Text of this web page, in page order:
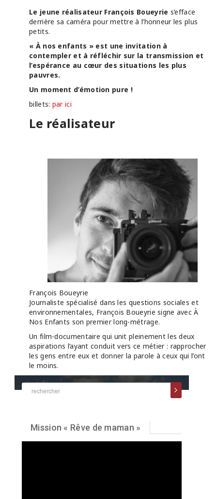
Le jeune réalisateur François Boueyrie s’efface
derrière sa caméra pour mettre à l’honneur les plus
petits.
« À nos enfants » est une invitation à
contempler et à réfléchir sur la transmission et
l’espérance au cœur des situations les plus
pauvres.
Un moment d’émotion pure !
billets: par ici
Le réalisateur
François Boueyrie
Journaliste spécialisé dans les questions sociales et
environnementales, François Boueyrie signe avec À
Nos Enfants son premier long-métrage.
Un film-documentaire qui unit pleinement les deux
aspirations l’ayant conduit vers ce métier : rapprocher
les gens entre eux et donner la parole à ceux qui l’ont
le moins.
Mission « Rêve de maman »